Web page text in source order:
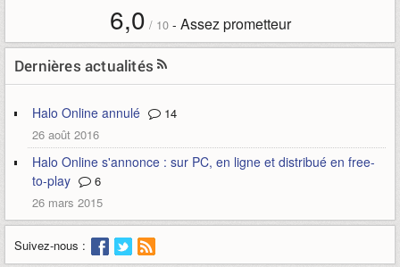
6,0 / 10- Assez prometteur
Dernières actualités
Halo Online annulé
14
26 août 2016
Halo Online s'annonce : sur PC, en ligne et distribué en free-
to-play
6
26 mars 2015
Suivez-nous :